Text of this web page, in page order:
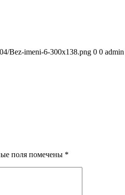
Bez-imeni-6-300x138.png 0 0 admin
поля помечены *